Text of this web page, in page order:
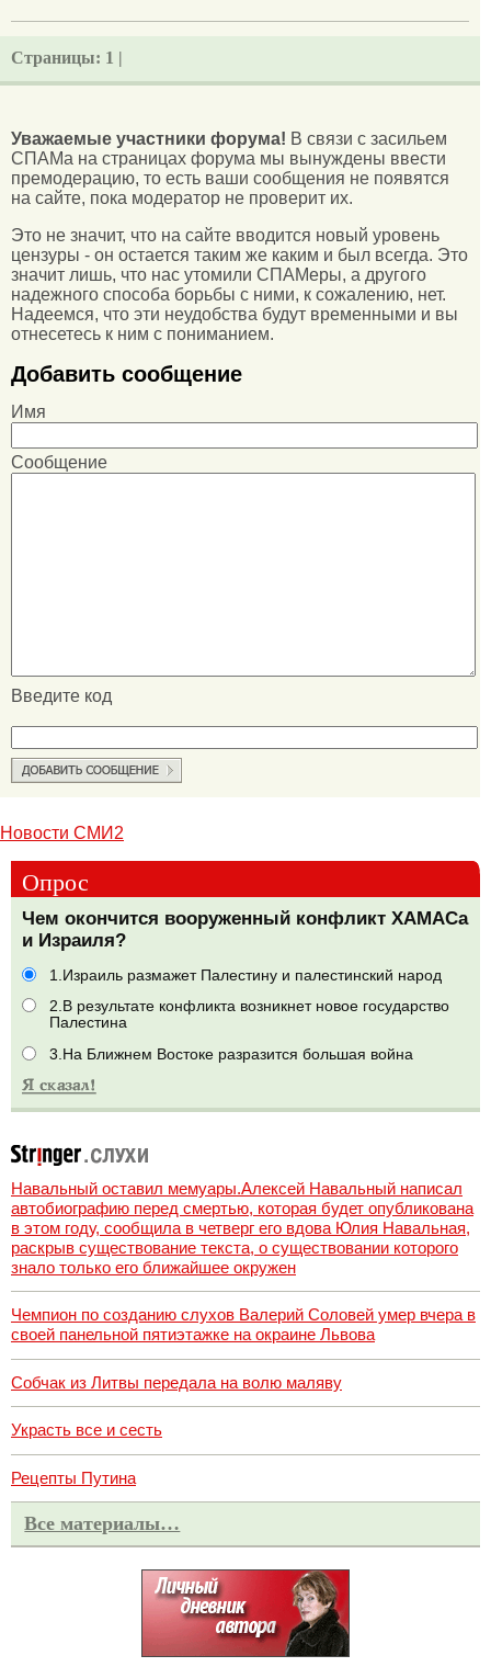
Страницы: 1 |
Уважаемые участники форума! В связи с засильем
СПАМа на страницах форума мы вынуждены ввести
премодерацию, то есть ваши сообщения не появятся
на сайте, пока модератор не проверит их.
Это не значит, что на сайте вводится новый уровень
цензуры - он остается таким же каким и был всегда. Это
значит лишь, что нас утомили СПАМеры, а другого
надежного способа борьбы с ними, к сожалению, нет.
Надеемся, что эти неудобства будут временными и вы
отнесетесь к ним с пониманием.
Добавить сообщение
Имя
Сообщение
Введите код
Новости СМИ2
Опрос
Чем окончится вооруженный конфликт ХАМАСа
и Израиля?
1.Израиль размажет Палестину и палестинский народ
2.В результате конфликта возникнет новое государство
Палестина
3.На Ближнем Востоке разразится большая война
Навальный оставил мемуары.Алексей Навальный написал
автобиографию перед смертью, которая будет опубликована
в этом году, сообщила в четверг его вдова Юлия Навальная,
раскрыв существование текста, о существовании которого
знало только его ближайшее окружен
Чемпион по созданию слухов Валерий Соловей умер вчера в
своей панельной пятиэтажке на окраине Львова
Собчак из Литвы передала на волю маляву
Украсть все и сесть
Рецепты Путина
Все материалы…